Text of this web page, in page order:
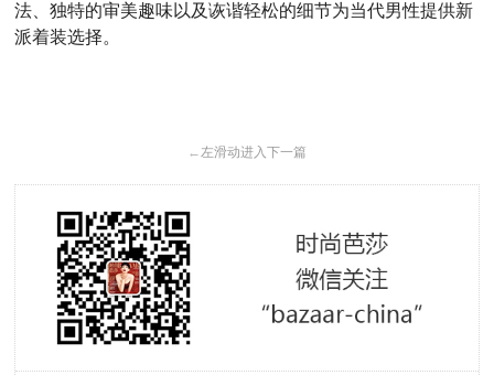
法、独特的审美趣味以及诙谐轻松的细节为当代男性提供新
派着装选择。
←左滑动进入下一篇